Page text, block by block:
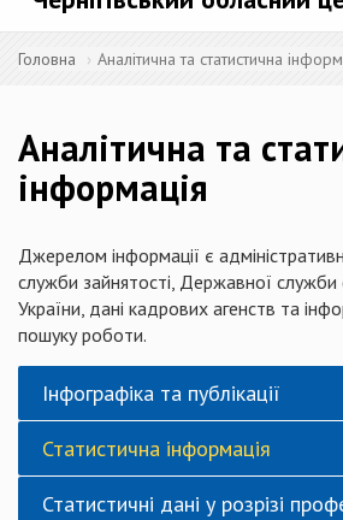
Головна Аналітична та статистична
Аналітична та
інформація
Джерелом інформації є
служби зайнятості, Державної служби
України, дані кадрових агенств та
пошуку роботи.
Інфографіка та публікації
Статистична інформація
Статистичні дані у розрізі